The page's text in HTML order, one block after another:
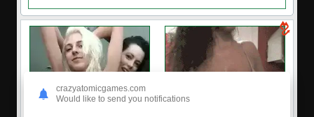
crazyatomicgames.com
Would like to send you notifications